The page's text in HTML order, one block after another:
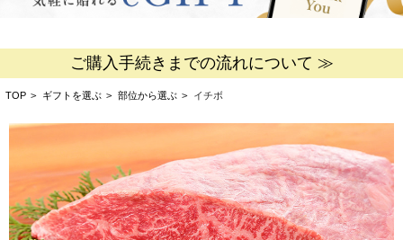
ご購入手続きまでの流れについて ≫
TOP > ギフトを選ぶ > 部位から選ぶ > イチボ